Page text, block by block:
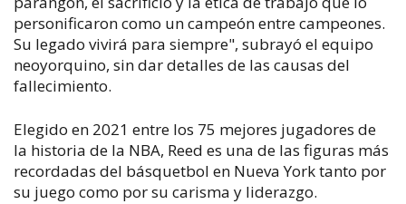
personificaron como un campeón entre campeones.
Su legado vivirá para siempre", subrayó el equipo
neoyorquino, sin dar detalles de las causas del
fallecimiento.
Elegido en 2021 entre los 75 mejores jugadores de
la historia de la NBA, Reed es una de las figuras más
recordadas del básquetbol en Nueva York tanto por
su juego como por su carisma y liderazgo.